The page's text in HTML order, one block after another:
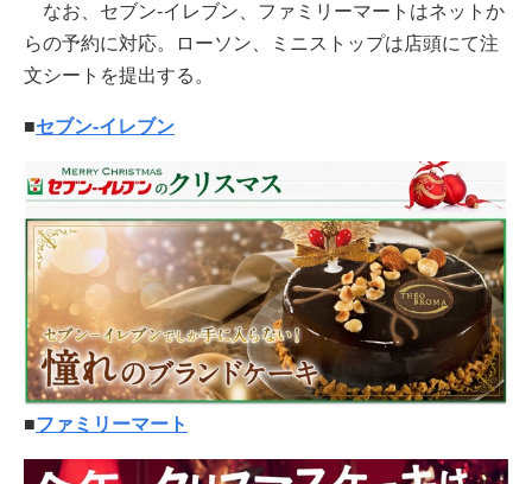
なお、セブン-イレブン、ファミリーマートはネットか
らの予約に対応。ローソン、ミニストップは店頭にて注
文シートを提出する。
■セブン-イレブン
■ファミリーマート